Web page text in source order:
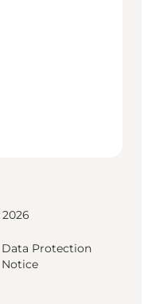
2026
Data Protection
Notice